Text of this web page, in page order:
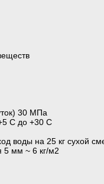
30 МПа
С до +30 С
воды на 25 кг сухой
5 мм ~ 6 кг/м2